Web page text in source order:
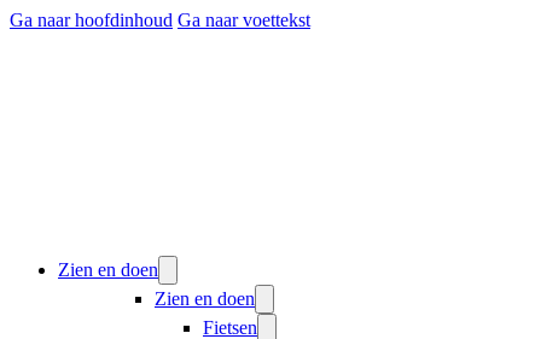
Ga naar hoofdinhoud Ga naar voettekst
Zien en doen
Zien en doen
Fietsen